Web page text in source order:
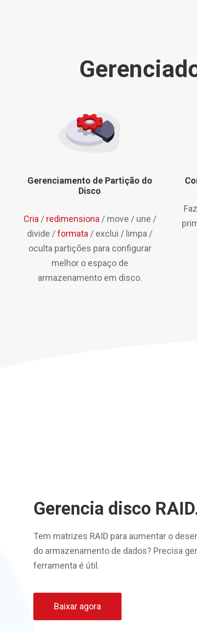
Gerenciamento de Partição do
Disco
Cria / redimensiona / move / une /
divide /formata / exclui / limpa /
oculta partições para configurar
melhor o espaço de
armazenamento em disco.
Gerencia disco
Tem matrizes RAID para aumentar o
do armazenamento de dados? Precisa
ferramenta é útil.
Baixar agora